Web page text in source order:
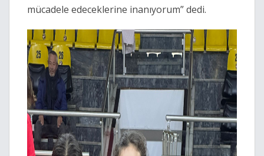
mücadele edeceklerine inanıyorum” dedi.